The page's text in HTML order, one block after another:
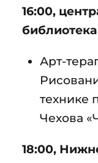
16:00,
Арт-
технике
Чехова
18:00,